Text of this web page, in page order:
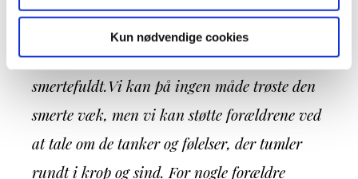
Kun nødvendige cookies
At være forældre til et barn med en sygdom,
som barnet risikerer at dø af, er ubeskriveligt
smertefuldt.Vi kan på ingen måde trøste den
smerte væk, men vi kan støtte forældrene ved
at tale om de tanker og følelser, der tumler
rundt i krop og sind. For nogle forældre